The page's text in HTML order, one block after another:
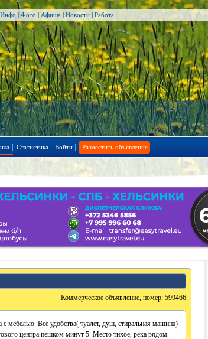
Инфо | Фото | Афиша | Новости | Работа
Статистика Войти Разместить объявление
Коммерческое объявление, номер: 599466
мебелью. Все удобства( туалет, душ, стиральная машина)
центра пешком минут 5 .Место тихое, река рядом.